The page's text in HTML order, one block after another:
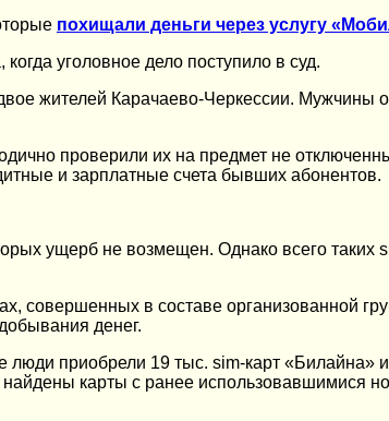
похищали деньги через услугу
уголовное дело поступило в суд.
жителей Карачаево-Черкессии. Мужчины
проверили их на предмет не
и зарплатные счета бывших абонентов.
ущерб не возмещен. Однако всего таких
совершенных в составе организованной
денег.
приобрели 19 тыс. sim-карт «Билайна»
карты с ранее использовавшимися